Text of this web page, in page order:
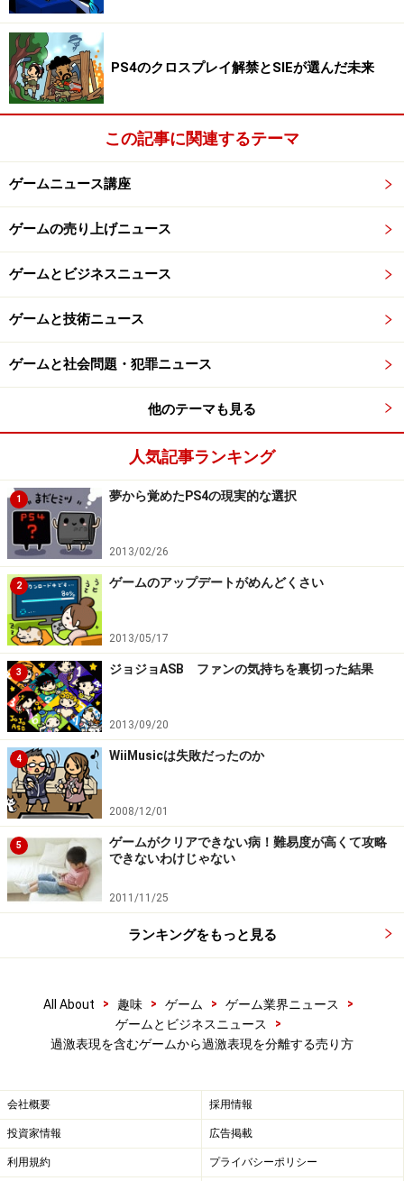
いてもう少しだけ説明しておきたいと思います。そもそ
も、日本で発売されるコンシューマーゲームというの
は、全てのタイトルに対象年齢があるんですね。それを
決めているのが、CERO、正式名称は「特定非営利活動法
人コンピュータエンターテインメントレーティング機
構」これを英語で表現したCOMPUTER
ENTERTAINMENT RATING ORGANIZATIONの頭文字をと
ってCERO、セロと読みます。
CEROレーティングには5段階ありまして、全年齢対象の
のみ対象のCERO「Z」。「Z」だけが特殊で、18歳以上
にしか売ってはいけないことになっています。
パッケージ表面左下と背表紙にはアルファベットでレー
ティングが、そしてパッケージ裏面にはそのレーティン
グの根拠はなんであるかが、恋愛、セクシャル、暴力、
恐怖、飲酒・喫煙、ギャンブル、犯罪、麻薬等薬物、言
葉・その他の9つのカテゴリのアイコンで表示すること
になっています。
パッケージのCEROレーティングを見ていただければ、ど
んな内容の表現で何歳以上対象のゲームなのか、という
のが分かるようになっているんですね。お子さんにゲー
ムをプレゼントする親御さんには、ぜひ知っておいて欲
しい制度です。
さて、このCEROのレーティングの中でも、特に重要なの
は「D」と「Z」の違いです。「Z」になると、様々な制
限がついて、販促が難しくなる側面があります。
※記事内容は執筆時点のものです。最新の内容をご確認くださ
い。
PS4のクロスプレイ解禁とSIEが選んだ未来
この記事に関連するテーマ
ゲームニュース講座
ゲームの売り上げニュース
ゲームとビジネスニュース
ゲームと技術ニュース
ゲームと社会問題・犯罪ニュース
他のテーマも見る
人気記事ランキング
1 夢から覚めたPS4の現実的な選択
2013/02/26
2 ゲームのアップデートがめんどくさい
2013/05/17
3 ジョジョASB ファンの気持ちを裏切った結果
2013/09/20
4 WiiMusicは失敗だったのか
2008/12/01
5
ゲームがクリアできない病！難易度が高くて攻略
できないわけじゃない
2011/11/25
ランキングをもっと見る
All About > 趣味 > ゲーム > ゲーム業界ニュース
>
ゲームとビジネスニュース
>
過激表現を含むゲームから過激表現を分離する売り方
会社概要 採用情報
投資家情報 広告掲載
利用規約 プライバシーポリシー